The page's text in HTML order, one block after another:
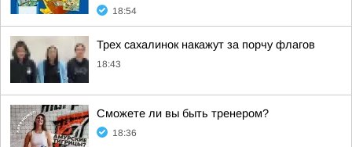
18:54
Трех сахалинок накажут за порчу флагов
18:43
Сможете ли вы быть тренером?
18:36